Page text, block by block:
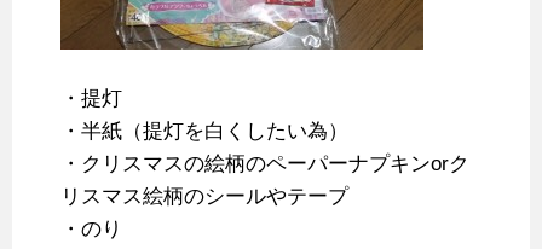
・提灯
・半紙（提灯を白くしたい為）
・クリスマスの絵柄のペーパーナプキンorク
リスマス絵柄のシールやテープ
・のり